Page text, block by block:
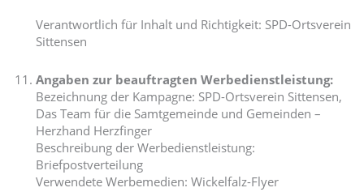
Verantwortlich für Inhalt und Richtigkeit: SPD-Ortsverein
Sittensen
Angaben zur beauftragten Werbedienstleistung:
Bezeichnung der Kampagne: SPD-Ortsverein Sittensen,
Das Team für die Samtgemeinde und Gemeinden –
Herzhand Herzfinger
Beschreibung der Werbedienstleistung:
Briefpostverteilung
Verwendete Werbemedien: Wickelfalz-Flyer